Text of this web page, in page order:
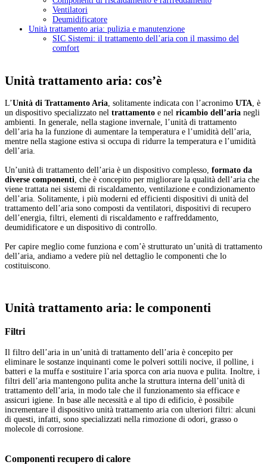
Ventilatori
Deumidificatore
Unità trattamento aria: pulizia e manutenzione
SIC Sistemi: il trattamento dell’aria con il massimo del
comfort
Unità trattamento aria: cos’è
L’Unità di Trattamento Aria, solitamente indicata con l’acronimo UTA, è
un dispositivo specializzato nel trattamento e nel ricambio dell’aria negli
ambienti. In generale, nella stagione invernale, l’unità di trattamento
dell’aria ha la funzione di aumentare la temperatura e l’umidità dell’aria,
mentre nella stagione estiva si occupa di ridurre la temperatura e l’umidità
dell’aria.
Un’unità di trattamento dell’aria è un dispositivo complesso, formato da
diverse componenti, che è concepito per migliorare la qualità dell’aria che
viene trattata nei sistemi di riscaldamento, ventilazione e condizionamento
dell’aria. Solitamente, i più moderni ed efficienti dispositivi di unità del
trattamento dell’aria sono composti da ventilatori, dispositivi di recupero
dell’energia, filtri, elementi di riscaldamento e raffreddamento,
deumidificatore e un dispositivo di controllo.
Per capire meglio come funziona e com’è strutturato un’unità di trattamento
dell’aria, andiamo a vedere più nel dettaglio le componenti che lo
costituiscono.
Unità trattamento aria: le componenti
Filtri
Il filtro dell’aria in un’unità di trattamento dell’aria è concepito per
eliminare le sostanze inquinanti come le polveri sottili nocive, il polline, i
batteri e la muffa e sostituire l’aria sporca con aria nuova e pulita. Inoltre, i
filtri dell’aria mantengono pulita anche la struttura interna dell’unità di
trattamento dell’aria, in modo tale che il funzionamento sia efficace e
assicuri igiene. In base alle necessità e al tipo di edificio, è possibile
incrementare il dispositivo unità trattamento aria con ulteriori filtri: alcuni
di questi, infatti, sono specializzati nella rimozione di odori, grasso o
molecole di corrosione.
Componenti recupero di calore